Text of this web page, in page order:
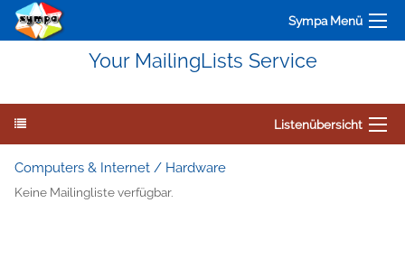
Sympa Menü
Your MailingLists Service
Listenübersicht
Computers & Internet / Hardware
Keine Mailingliste verfügbar.